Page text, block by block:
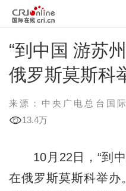
“到中国 游苏
俄罗斯莫斯科
来源：中央广电总台国
13.4万
10月22日，“到中
在俄罗斯莫斯科举办